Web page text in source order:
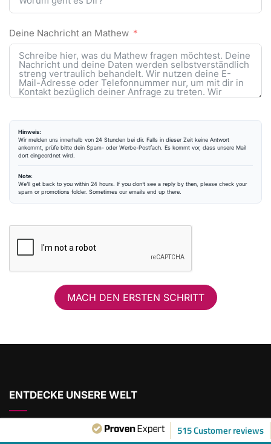
Dein Thema
Deine Nachricht an Mathew
Wir melden uns innerhalb von 24 Stunden bei dir. Falls in dieser Zeit keine Antwort
ankommt, prüfe bitte dein Spam- oder Werbe-Postfach. Es kommt vor, dass unsere Mail
dort eingeordnet wird.
ENTDECKE UNSERE WELT 515 Customer reviews